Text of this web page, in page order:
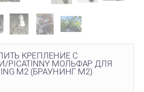
КРЕПЛЕНИЕ С
PICATINNY МОЛЬФАР ДЛЯ
M2 (БРАУНИНГ М2)